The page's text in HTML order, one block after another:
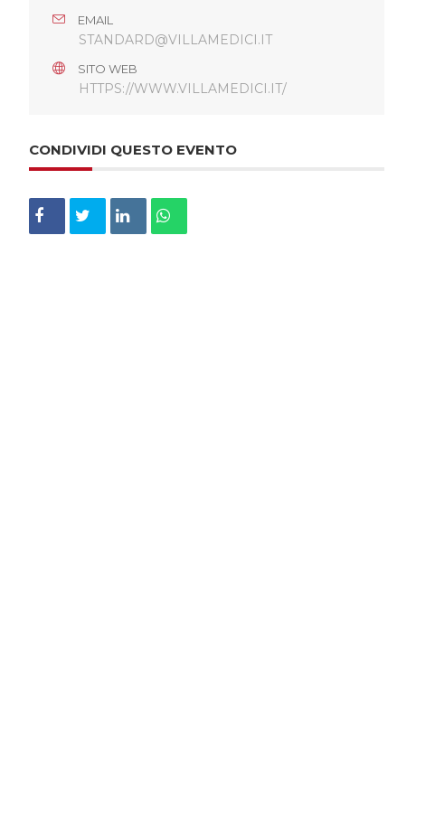
EMAIL
STANDARD@VILLAMEDICI.IT
SITO WEB
HTTPS://WWW.VILLAMEDICI.IT/
CONDIVIDI QUESTO EVENTO